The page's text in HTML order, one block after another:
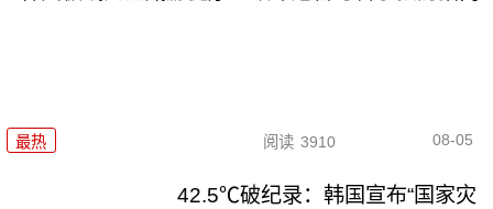
最热 阅读 3910 08-05
42.5℃破纪录：韩国宣布“国家灾